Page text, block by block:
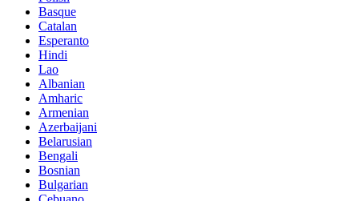
Basque
Catalan
Esperanto
Hindi
Lao
Albanian
Amharic
Armenian
Azerbaijani
Belarusian
Bengali
Bosnian
Bulgarian